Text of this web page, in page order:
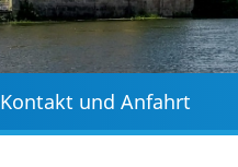
Kontakt und Anfahrt